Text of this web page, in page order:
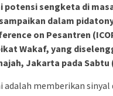
potensi sengketa di
dalam
on Pesantren
Wakaf, yang
Jakarta pada Sabtu
adalah memberikan sinyal